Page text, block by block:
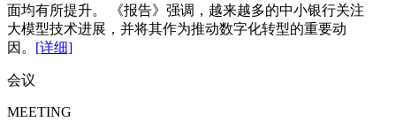
面均有所提升。 《报告》强调，越来越多的中小银行关注
大模型技术进展，并将其作为推动数字化转型的重要动
因。 [详细]
会议
MEETING